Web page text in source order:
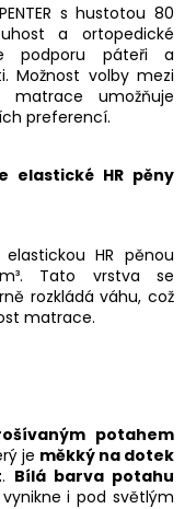
s hustotou 80
a ortopedické
podporu páteři a
Možnost volby mezi
umožňuje
preferencí.
elastické HR pěny
HR pěnou
m³. Tato vrstva se
rozkládá váhu, což
matrace.
potahem
je měkký na dotek
. Bílá barva potahu
i pod světlým